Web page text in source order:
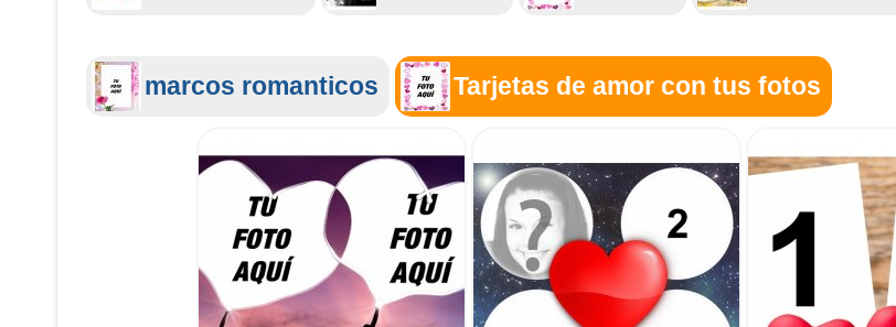
marcos romanticos Tarjetas de amor con tus fotos